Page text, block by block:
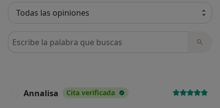
Busca en opiniones
Annalisa Cita verificada